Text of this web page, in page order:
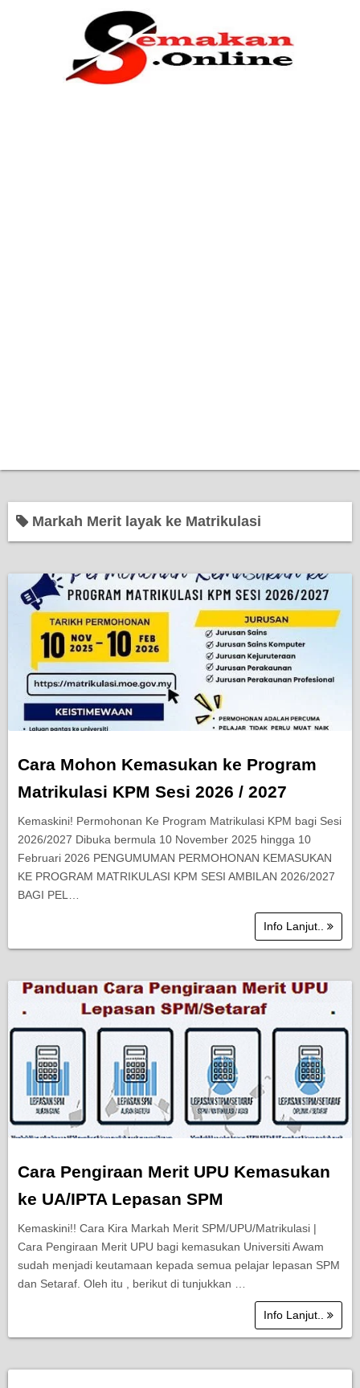
Markah Merit layak ke Matrikulasi
Cara Mohon Kemasukan ke Program
Matrikulasi KPM Sesi 2026 / 2027
Kemaskini! Permohonan Ke Program Matrikulasi KPM bagi Sesi
2026/2027 Dibuka bermula 10 November 2025 hingga 10
Februari 2026 PENGUMUMAN PERMOHONAN KEMASUKAN
KE PROGRAM MATRIKULASI KPM SESI AMBILAN 2026/2027
BAGI PEL…
Info Lanjut..
Cara Pengiraan Merit UPU Kemasukan
ke UA/IPTA Lepasan SPM
Kemaskini!! Cara Kira Markah Merit SPM/UPU/Matrikulasi |
Cara Pengiraan Merit UPU bagi kemasukan Universiti Awam
sudah menjadi keutamaan kepada semua pelajar lepasan SPM
dan Setaraf. Oleh itu , berikut di tunjukkan …
Info Lanjut..